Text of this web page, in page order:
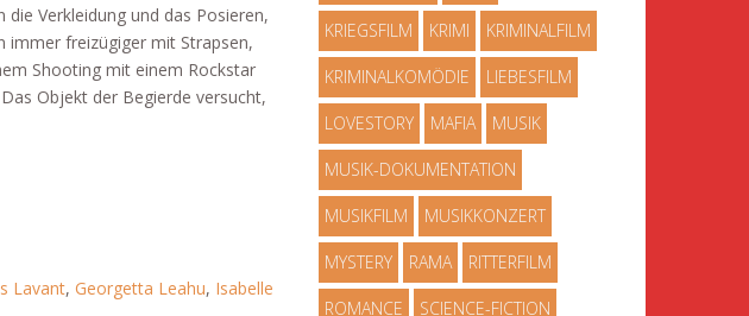
Verkleidung und das Posieren,
immer freizügiger mit Strapsen,
Shooting mit einem Rockstar
Objekt der Begierde versucht,
Lavant, Georgetta Leahu, Isabelle
KRIEGSFILM KRIMI KRIMINALFILM
KRIMINALKOMÖDIE LIEBESFILM
LOVESTORY MAFIA MUSIK
MUSIK-DOKUMENTATION
MUSIKFILM MUSIKKONZERT
MYSTERY RAMA RITTERFILM
ROMANCE SCIENCE-FICTION